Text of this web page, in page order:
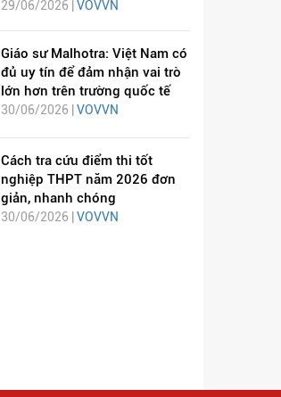
29/06/2026 | VOVVN
Giáo sư Malhotra: Việt Nam có
đủ uy tín để đảm nhận vai trò
lớn hơn trên trường quốc tế
30/06/2026 | VOVVN
Cách tra cứu điểm thi tốt
nghiệp THPT năm 2026 đơn
giản, nhanh chóng
30/06/2026 | VOVVN